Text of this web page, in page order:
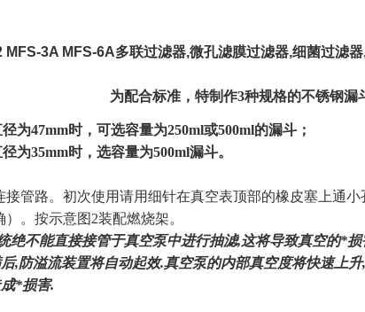
MFS-3A MFS-6A多联过滤器,微孔滤膜过滤器,细菌过滤
为配合标准，特制作3种规格的不锈钢漏
为47mm时，可选容量为250ml或500ml的漏斗；
为35mm时，选容量为500ml漏斗。
接管路。初次使用请用细针在真空表顶部的橡皮塞上通
。按示意图 2装配燃烧架。
绝不能直接接管于真空泵中进行抽滤,这将导致真空的*损
,防溢流装置将自动起效.真空泵的内部真空度将快速上升,
*损害.